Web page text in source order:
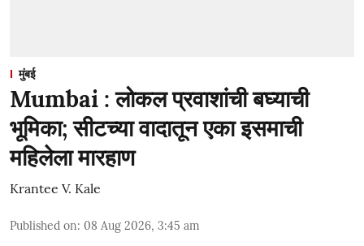
मुंबई
Mumbai : लोकल प्रवाशांची बघ्याची
भूमिका; सीटच्या वादातून एका इसमाची
महिलेला मारहाण
Krantee V. Kale
Published on: 08 Aug 2026, 3:45 am